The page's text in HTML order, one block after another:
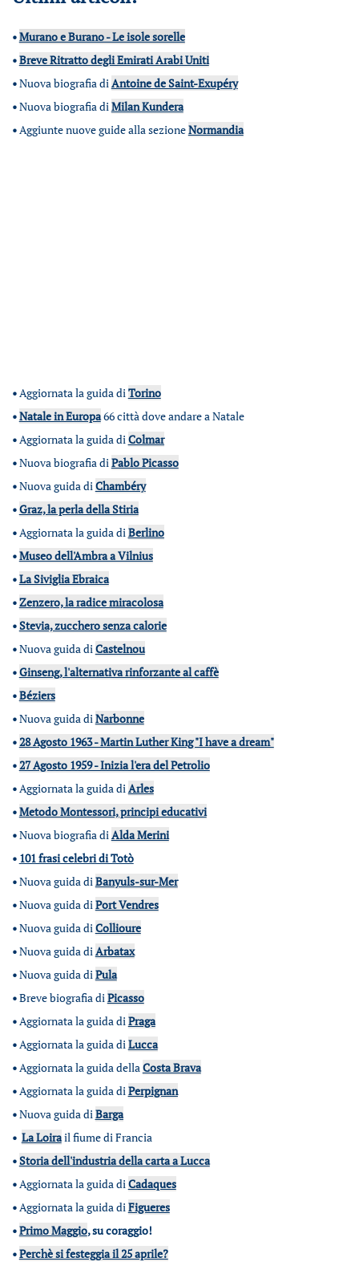
•Murano e Burano - Le isole sorelle
•Breve Ritratto degli Emirati Arabi Uniti
•Nuova biografia diAntoine de Saint-Exupéry
•Nuova biografia diMilan Kundera
•Aggiunte nuove guide alla sezioneNormandia
•Aggiornata la guida diTorino
•Natale in Europa66 città dove andare a Natale
•Aggiornata la guida diColmar
•Nuova biografia diPablo Picasso
•Nuova guida diChambéry
•Graz, la perla della Stiria
•Aggiornata la guida diBerlino
•Museo dell'Ambra a Vilnius
•La Siviglia Ebraica
•Zenzero, la radice miracolosa
•Stevia, zucchero senza calorie
•Nuova guida diCastelnou
•Ginseng, l'alternativa rinforzante al caffè
•Béziers
•Nuova guida diNarbonne
•28 Agosto 1963 - Martin Luther King "I have a dream"
•27 Agosto 1959 - Inizia l'era del Petrolio
•Aggiornata la guida diArles
•Metodo Montessori, principi educativi
•Nuova biografia diAlda Merini
• 101 frasi celebri di Totò
•Nuova guida diBanyuls-sur-Mer
•Nuova guida diPort Vendres
•Nuova guida diCollioure
•Nuova guida diArbatax
•Nuova guida diPula
•Breve biografia diPicasso
•Aggiornata la guida diPraga
•Aggiornata la guida diLucca
•Aggiornata la guida dellaCosta Brava
•Aggiornata la guida diPerpignan
•Nuova guida diBarga
• La Loirail fiume di Francia
•Storia dell'industria della carta a Lucca
•Aggiornata la guida diCadaques
•Aggiornata la guida diFigueres
•Primo Maggio, su coraggio!
•Perchè si festeggia il 25 aprile?